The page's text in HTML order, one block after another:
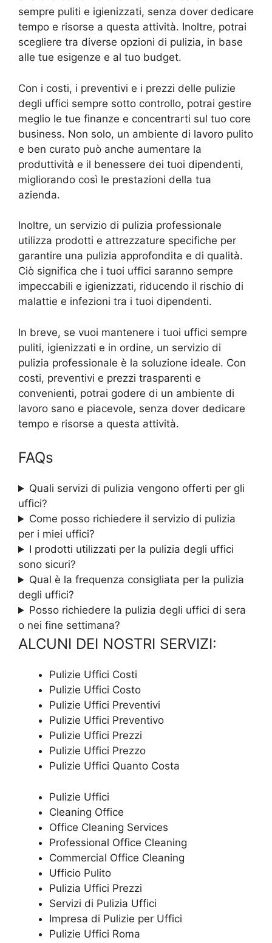
sempre puliti e igienizzati, senza dover dedicare
tempo e risorse a questa attività. Inoltre, potrai
scegliere tra diverse opzioni di pulizia, in base
alle tue esigenze e al tuo budget.
Con i costi, i preventivi e i prezzi delle pulizie
degli uffici sempre sotto controllo, potrai gestire
meglio le tue finanze e concentrarti sul tuo core
business. Non solo, un ambiente di lavoro pulito
e ben curato può anche aumentare la
produttività e il benessere dei tuoi dipendenti,
migliorando così le prestazioni della tua
azienda.
Inoltre, un servizio di pulizia professionale
utilizza prodotti e attrezzature specifiche per
garantire una pulizia approfondita e di qualità.
Ciò significa che i tuoi uffici saranno sempre
impeccabili e igienizzati, riducendo il rischio di
malattie e infezioni tra i tuoi dipendenti.
In breve, se vuoi mantenere i tuoi uffici sempre
puliti, igienizzati e in ordine, un servizio di
pulizia professionale è la soluzione ideale. Con
costi, preventivi e prezzi trasparenti e
convenienti, potrai godere di un ambiente di
lavoro sano e piacevole, senza dover dedicare
tempo e risorse a questa attività.
FAQs
Quali servizi di pulizia vengono offerti per gli
uffici?
Come posso richiedere il servizio di pulizia
per i miei uffici?
I prodotti utilizzati per la pulizia degli uffici
sono sicuri?
Qual è la frequenza consigliata per la pulizia
degli uffici?
Posso richiedere la pulizia degli uffici di sera
o nei fine settimana?
ALCUNI DEI NOSTRI SERVIZI:
Pulizie Uffici Costi
Pulizie Uffici Costo
Pulizie Uffici Preventivi
Pulizie Uffici Preventivo
Pulizie Uffici Prezzi
Pulizie Uffici Prezzo
Pulizie Uffici Quanto Costa
Pulizie Uffici
Cleaning Office
Office Cleaning Services
Professional Office Cleaning
Commercial Office Cleaning
Ufficio Pulito
Pulizia Uffici Prezzi
Servizi di Pulizia Uffici
Impresa di Pulizie per Uffici
Pulizie Uffici Roma